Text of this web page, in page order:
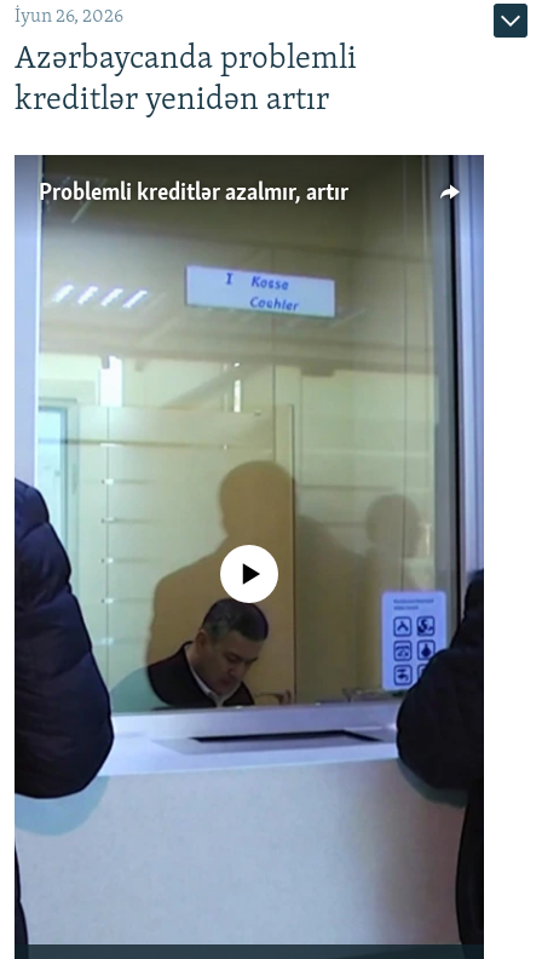
İyun 26, 2026
Azərbaycanda problemli
kreditlər yenidən artır
Problemli kreditlər azalmır, artır
No media source currently available